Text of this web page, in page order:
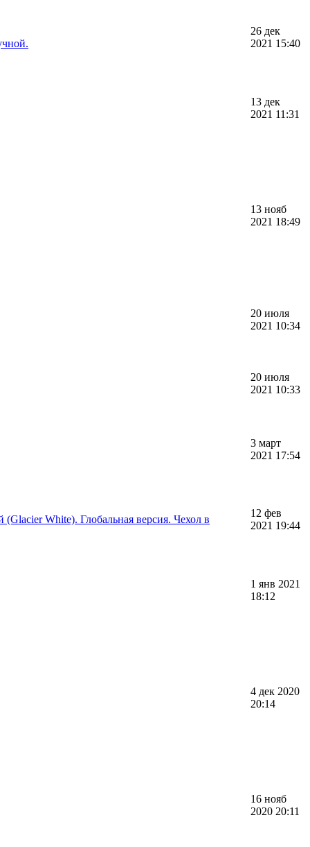
26 дек
2021 15:40
13 дек
2021 11:31
13 нояб
2021 18:49
20 июля
2021 10:34
20 июля
2021 10:33
3 март
2021 17:54
White). Глобальная версия. Чехол в
12 фев
2021 19:44
1 янв 2021
18:12
4 дек 2020
20:14
16 нояб
2020 20:11